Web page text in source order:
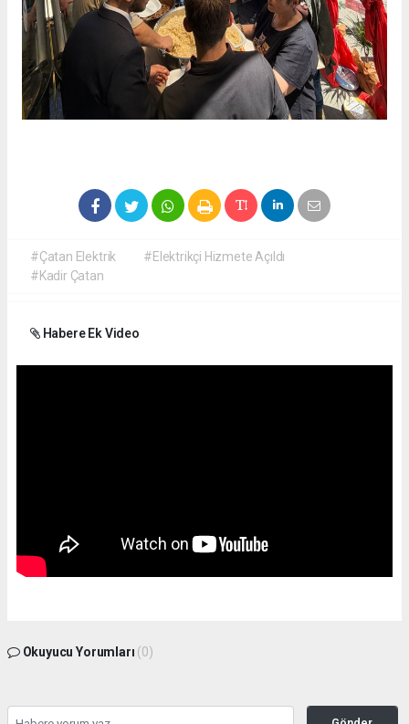
#Çatan Elektrik
#Elektrikçi Hizmete Açıldı
#Kadir Çatan
Habere Ek Video
Okuyucu Yorumları (0)